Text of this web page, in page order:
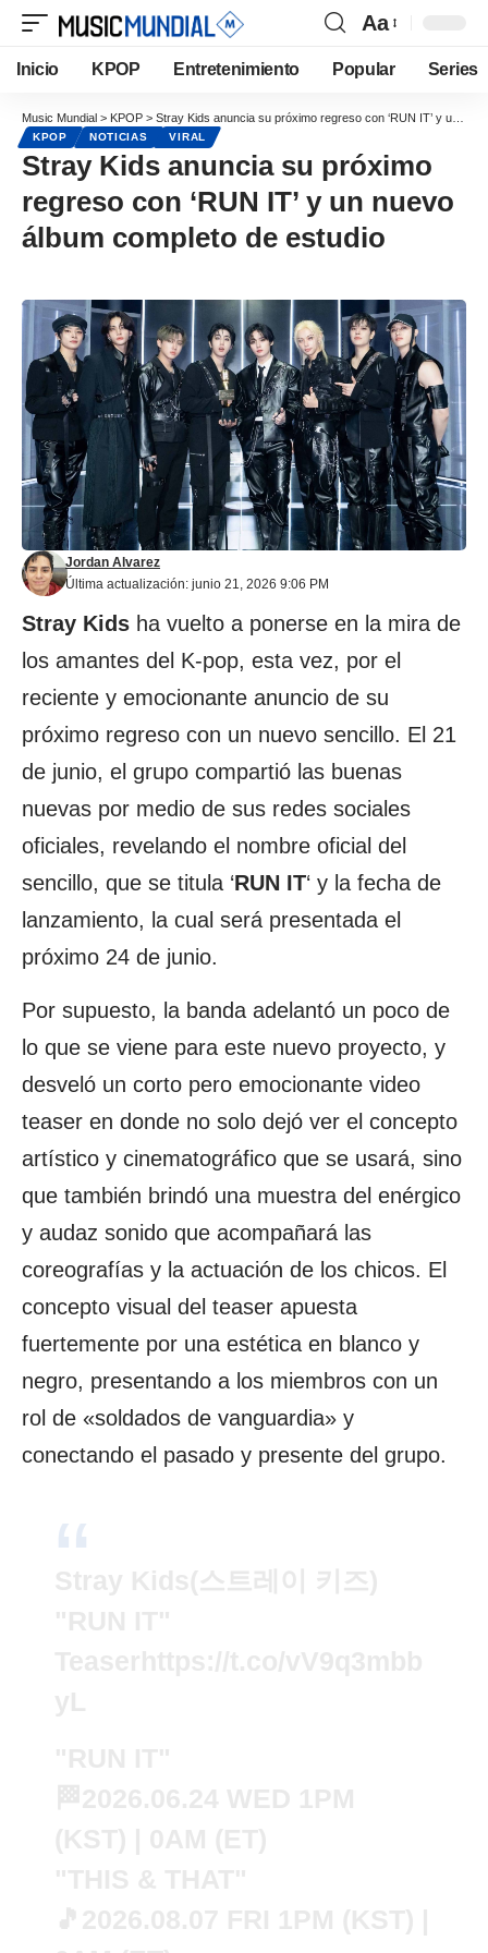
Aa
Inicio KPOP Entretenimiento Popular Series
Music Mundial > KPOP > Stray Kids anuncia su próximo regreso con ‘RUN IT’ y un nuevo álbum completo de estudio
KPOP NOTICIAS VIRAL
Stray Kids anuncia su próximo
regreso con ‘RUN IT’ y un nuevo
álbum completo de estudio
Última actualización: junio 21, 2026 9:06 PM
Jordan Alvarez
Stray Kids ha vuelto a ponerse en la mira de
los amantes del K-pop, esta vez, por el
reciente y emocionante anuncio de su
próximo regreso con un nuevo sencillo. El 21
de junio, el grupo compartió las buenas
nuevas por medio de sus redes sociales
oficiales, revelando el nombre oficial del
sencillo, que se titula ‘RUN IT‘ y la fecha de
lanzamiento, la cual será presentada el
próximo 24 de junio.
Por supuesto, la banda adelantó un poco de
lo que se viene para este nuevo proyecto, y
desveló un corto pero emocionante video
teaser en donde no solo dejó ver el concepto
artístico y cinematográfico que se usará, sino
que también brindó una muestra del enérgico
y audaz sonido que acompañará las
coreografías y la actuación de los chicos. El
concepto visual del teaser apuesta
fuertemente por una estética en blanco y
negro, presentando a los miembros con un
rol de «soldados de vanguardia» y
conectando el pasado y presente del grupo.